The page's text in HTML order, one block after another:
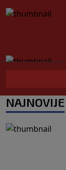
NAJNOVIJE